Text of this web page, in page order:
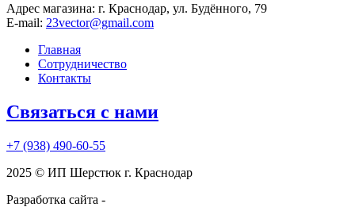
Адрес магазина: г. Краснодар, ул. Будённого, 79
E-mail: 23vector@gmail.com
Главная
Сотрудничество
Контакты
Связаться с нами
+7 (938) 490-60-55
2025 © ИП Шерстюк г. Краснодар
Разработка сайта -